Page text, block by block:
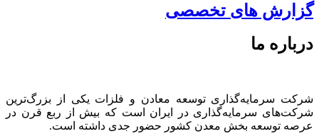
گزارش های تخصصی
درباره ما
شرکت سرمایه‌گذاری توسعه معادن و فلزات یکی از بزرگ‌ترین
شرکت‌های سرمایه‌گذاری در ایران است که بیش از ربع قرن در
عرصه توسعه بخش معدن کشور حضور جدی داشته است.